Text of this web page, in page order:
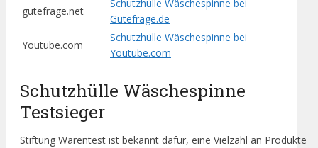
gutefrage.net
Schutzhülle Wäschespinne bei
Gutefrage.de
Youtube.com
Schutzhülle Wäschespinne bei
Youtube.com
Schutzhülle Wäschespinne
Testsieger
Stiftung Warentest ist bekannt dafür, eine Vielzahl an Produkte